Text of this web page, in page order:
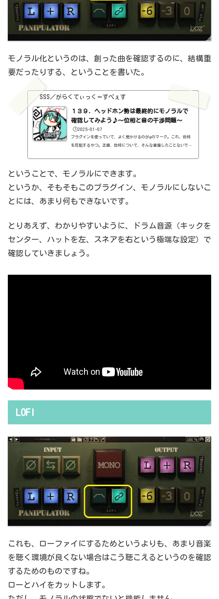
モノラル化というのは、創った曲を確認するのに、結構重
要だったりする、ということを書いた。
SSS／がらくてぃっく＝すぺぇす
１３９．ヘッドホン勢は最終的にモノラルで
確認してみよう♪～位相と音の干渉問題～
🕒️2025-01-07
プラグインを使っていて、よく見かけるのがφのマーク。これ、位相
を反転するやつ。正直、位相について、そんな意識したことないです
上で、「どうでもいい」と判断するのはよいと思いますが。まぁ、実
際に聴いた方が話がはやいので、さっそく聴いていきましょう。左右
からスネアの音を流します。 https://youtu.be/gTvFNzZFHv8これを
とい...
ということで、モノラルにできます。
というか、そもそもこのプラグイン、モノラルにしないこ
とには、あまり何もできないです。
とりあえず、わかりやすいように、ドラム音源（キックを
センター、ハットを左、スネアを右という極端な設定）で
確認していきましょう。
LOFI
これも、ローファイにするためというよりも、あまり音楽
を聴く環境が良くない場合はこう聴こえるというのを確認
するためのものですね。
ローとハイをカットします。